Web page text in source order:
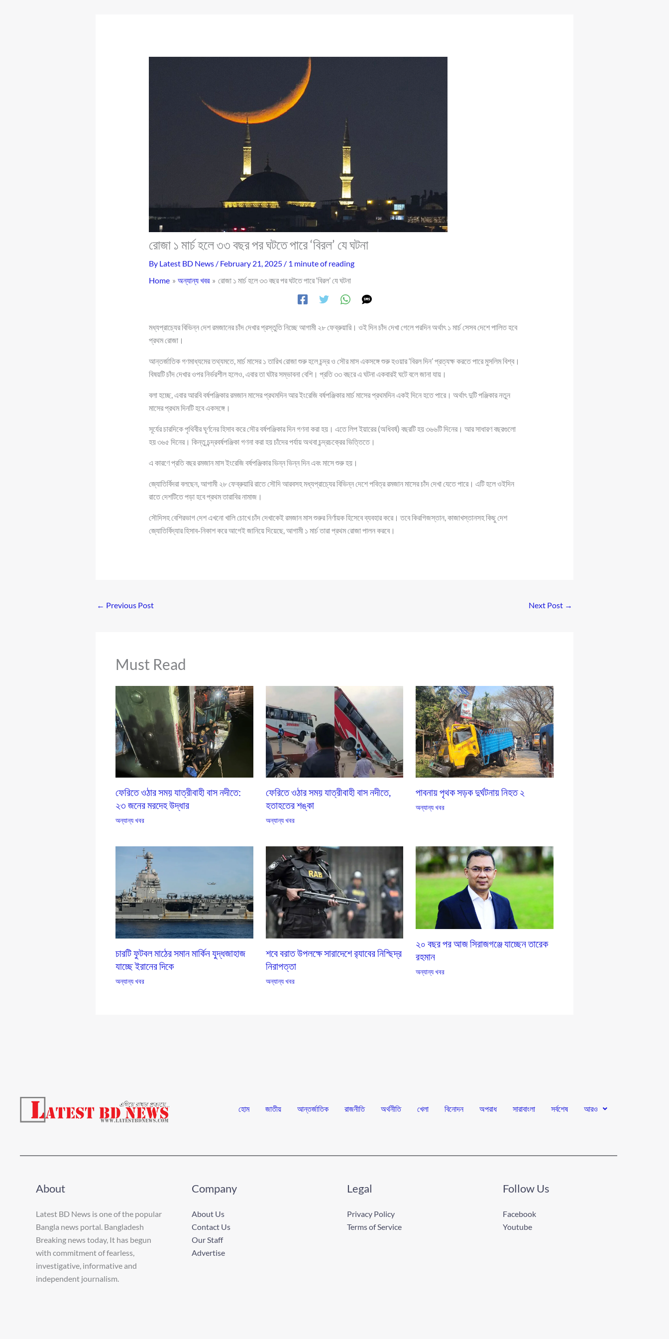
রোজা ১ মার্চ হলে ৩৩ বছর পর ঘটতে পারে ‘বিরল’ যে ঘটনা
By Latest BD News / February 21, 2025 / 1 minute of reading
Home
অন্যান্য খবর রোজা ১ মার্চ হলে ৩৩ বছর পর ঘটতে পারে ‘বিরল’ যে ঘটনা
মধ্যপ্রাচ্যের বিভিন্ন দেশ রমজানের চাঁদ দেখার প্রস্তুতি নিচ্ছে আগামী ২৮ ফেব্রুয়ারি। ওই দিন চাঁদ দেখা গেলে পরদিন অর্থাৎ ১ মার্চ সেসব দেশে পালিত হবে
প্রথম রোজা।
আন্তর্জাতিক গণমাধ্যমের তথ্যমতে, মার্চ মাসের ১ তারিখ রোজা শুরু হলে চন্দ্র ও সৌর মাস একসঙ্গে শুরু হওয়ার ‘বিরল দিন’ প্রত্যক্ষ করতে পারে মুসলিম বিশ্ব।
বিষয়টি চাঁদ দেখার ওপর নির্ভরশীল হলেও, এবার তা ঘটার সম্ভাবনা বেশি। প্রতি ৩৩ বছরে এ ঘটনা একবারই ঘটে বলে জানা যায়।
বলা হচ্ছে, এবার আরবি বর্ষপঞ্জিকার রমজান মাসের প্রথমদিন আর ইংরেজি বর্ষপঞ্জিকার মার্চ মাসের প্রথমদিন একই দিনে হতে পারে। অর্থাৎ দুটি পঞ্জিকার নতুন
মাসের প্রথম দিনটি হবে একসঙ্গে।
সূর্যের চারদিকে পৃথিবীর ঘূর্ণনের হিসাব করে সৌর বর্ষপঞ্জিকার দিন গণনা করা হয়। এতে লিপ ইয়ারের (অধিবর্ষ) বছরটি হয় ৩৬৬টি দিনের। আর সাধারণ বছরগুলো
হয় ৩৬৫ দিনের। কিন্তু চন্দ্রবর্ষপঞ্জিকা গণনা করা হয় চাঁদের পর্যায় অথবা চন্দ্রচক্রের ভিত্তিতে।
এ কারণে প্রতি বছর রমজান মাস ইংরেজি বর্ষপঞ্জিকার ভিন্ন ভিন্ন দিন এবং মাসে শুরু হয়।
জ্যোতির্বিদরা বলছেন, আগামী ২৮ ফেব্রুয়ারি রাতে সৌদি আরবসহ মধ্যপ্রাচ্যের বিভিন্ন দেশে পবিত্র রমজান মাসের চাঁদ দেখা যেতে পারে। এটি হলে ওইদিন
রাতে দেশটিতে পড়া হবে প্রথম তারাবির নামাজ।
সৌদিসহ বেশিরভাগ দেশ এখনো খালি চোখে চাঁদ দেখাকেই রমজান মাস শুরুর নির্ণায়ক হিসেবে ব্যবহার করে। তবে কিরগিজস্তান, কাজাখস্তানসহ কিছু দেশ
জ্যোতির্বিদ্যার হিসাব-নিকাশ করে আগেই জানিয়ে দিয়েছে, আগামী ১ মার্চ তারা প্রথম রোজা পালন করবে।
← Previous Post Next Post →
Must Read
ফেরিতে ওঠার সময় যাত্রীবাহী বাস নদীতে:
২৩ জনের মরদেহ উদ্ধার
অন্যান্য খবর
ফেরিতে ওঠার সময় যাত্রীবাহী বাস নদীতে,
হতাহতের শঙ্কা
অন্যান্য খবর
পাবনায় পৃথক সড়ক দুর্ঘটনায় নিহত ২
অন্যান্য খবর
চারটি ফুটবল মাঠের সমান মার্কিন যুদ্ধজাহাজ
যাচ্ছে ইরানের দিকে
অন্যান্য খবর
শবে বরাত উপলক্ষে সারাদেশে র‌্যাবের নিশ্ছিদ্র
নিরাপত্তা
অন্যান্য খবর
২০ বছর পর আজ সিরাজগঞ্জে যাচ্ছেন তারেক
রহমান
অন্যান্য খবর
হোম জাতীয় আন্তর্জাতিক রাজনীতি অর্থনীতি খেলা বিনোদন অপরাধ সারাবাংলা সর্বশেষ আরও
About
Latest BD News is one of the popular
Bangla news portal. Bangladesh
Breaking news today, It has begun
with commitment of fearless,
investigative, informative and
independent journalism.
Company
About Us
Contact Us
Our Staff
Advertise
Legal
Privacy Policy
Terms of Service
Follow Us
Facebook
Youtube